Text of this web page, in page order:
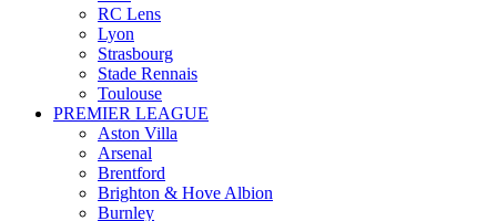
RC Lens
Lyon
Strasbourg
Stade Rennais
Toulouse
PREMIER LEAGUE
Aston Villa
Arsenal
Brentford
Brighton & Hove Albion
Burnley